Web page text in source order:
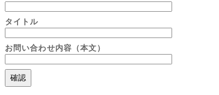
タイトル
お問い合わせ内容（本文）
確認